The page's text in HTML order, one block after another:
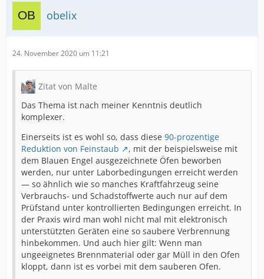
obelix
24. November 2020 um 11:21
Zitat von Malte
Das Thema ist nach meiner Kenntnis deutlich
komplexer.
Einerseits ist es wohl so, dass diese 90-prozentige
Reduktion von Feinstaub
, mit der beispielsweise mit
dem Blauen Engel ausgezeichnete Öfen beworben
werden, nur unter Laborbedingungen erreicht werden
— so ähnlich wie so manches Kraftfahrzeug seine
Verbrauchs- und Schadstoffwerte auch nur auf dem
Prüfstand unter kontrollierten Bedingungen erreicht. In
der Praxis wird man wohl nicht mal mit elektronisch
unterstützten Geräten eine so saubere Verbrennung
hinbekommen. Und auch hier gilt: Wenn man
ungeeignetes Brennmaterial oder gar Müll in den Ofen
kloppt, dann ist es vorbei mit dem sauberen Ofen.